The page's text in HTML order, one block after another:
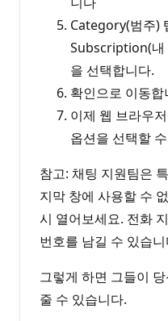
Category(범주)
Subscription(내
을 선택합니다.
확인으로 이동합
이제 웹 브라우
옵션을 선택할
참고: 채팅 지원팀은
지막 창에 사용할 수
시 열어보세요. 전화
번호를 남길 수 있습
그렇게 하면 그들이
줄 수 있습니다.